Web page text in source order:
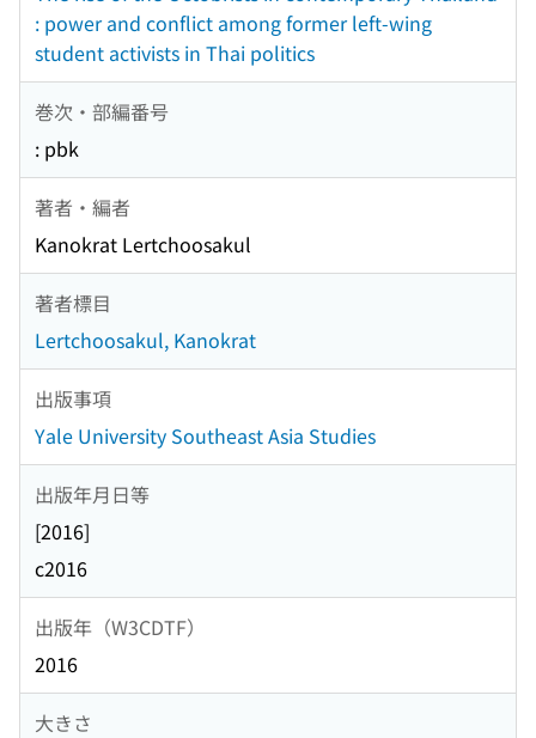
: power and conflict among former left-wing
student activists in Thai politics
巻次・部編番号
: pbk
著者・編者
Kanokrat Lertchoosakul
著者標目
Lertchoosakul, Kanokrat
出版事項
Yale University Southeast Asia Studies
出版年月日等
[2016]
c2016
出版年（W3CDTF）
2016
大きさ